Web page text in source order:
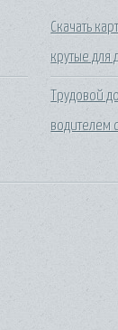
Скачать
крутые для
Трудовой
водителем